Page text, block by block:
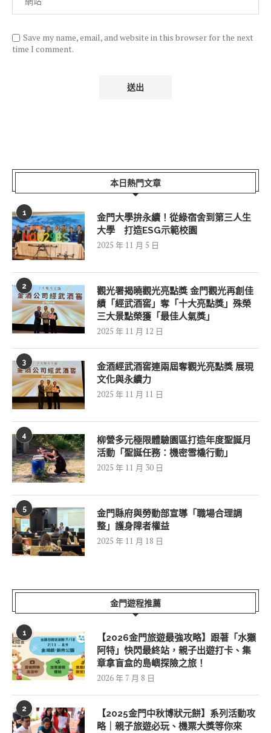
Save my name, email, and website in this browser for the next
time I comment.
本日熱門文章
1
金門大學拚永續！從綠宿舍到第三人生
大學 打造ESG示範校園
2025 年 11 月 5 日
2
觀光署揭曉觀光亮點獎 金門觀光再創佳
績「經武酒窖」奪「十大亮點獎」殊榮
三大景點榮獲「最佳人氣獎」
2025 年 11 月 12 日
3
金酒經武酒窖連兩屆奪觀光亮點獎 展現
文化與永續力
2025 年 11 月 11 日
4
柳營多元極限體驗園區打造年度聖誕月
活動「聖誕任務：機密雪橇行動」
2025 年 11 月 30 日
5
金門縣府與勞動部宣導「職場合理調
整」護身障者權益
2025 年 11 月 18 日
金門遊程推薦
1
【2026金門旅遊最強攻略】跟著「水獺
阿特」快閃最終站，親子出遊打卡、集
章拿盲盒的島嶼探險之旅！
2026 年 7 月 8 日
2
【2025金門中秋博狀元餅】系列活動攻
略｜親子旅遊必玩、機票大獎等你來